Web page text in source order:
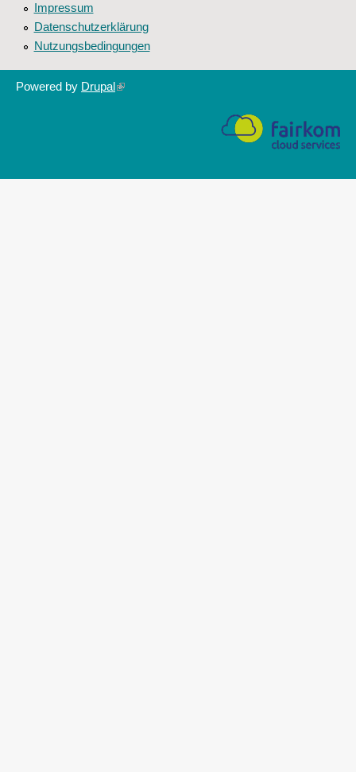
Impressum
Datenschutzerklärung
Nutzungsbedingungen
Powered by Drupal(link